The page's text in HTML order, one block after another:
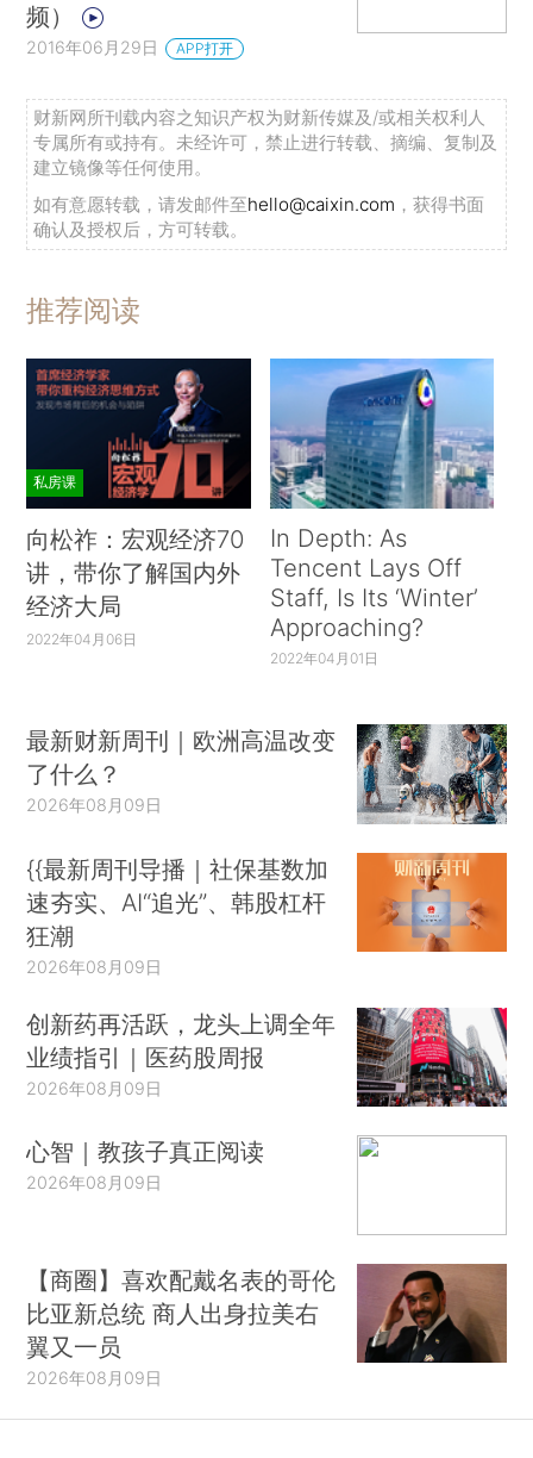
频）
2016年06月29日 APP打开
财新网所刊载内容之知识产权为财新传媒及/或相关权利人
专属所有或持有。未经许可，禁止进行转载、摘编、复制及
建立镜像等任何使用。
如有意愿转载，请发邮件至hello@caixin.com ，获得书面
确认及授权后，方可转载。
推荐阅读
私房课
向松祚：宏观经济70
讲，带你了解国内外
经济大局
2022年04月06日
In Depth: As
Tencent Lays Off
Staff, Is Its ‘Winter’
Approaching?
2022年04月01日
最新财新周刊｜欧洲高温改变
了什么？
2026年08月09日
{{最新周刊导播｜社保基数加
速夯实、AI“追光”、韩股杠杆
狂潮
2026年08月09日
创新药再活跃，龙头上调全年
业绩指引｜医药股周报
2026年08月09日
心智｜教孩子真正阅读
2026年08月09日
【商圈】喜欢配戴名表的哥伦
比亚新总统 商人出身拉美右
翼又一员
2026年08月09日